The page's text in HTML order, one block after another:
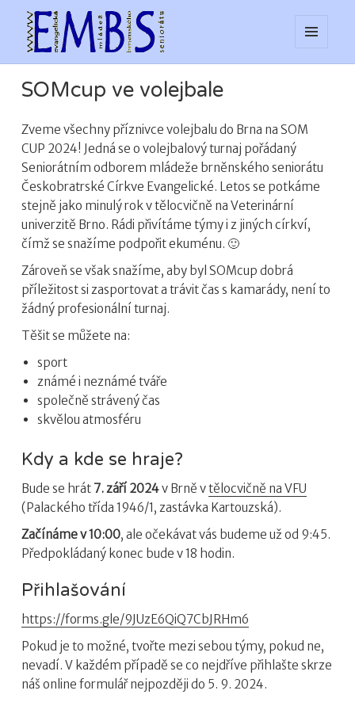
A
SOMcup ve volejbale
Zveme všechny příznivce volejbalu do Brna na SOM
CUP 2024! Jedná se o volejbalový turnaj pořádaný
Seniorátním odborem mládeže brněnského seniorátu
Českobratrské Církve Evangelické. Letos se potkáme
stejně jako minulý rok v tělocvičně na Veterinární
univerzitě Brno. Rádi přivítáme týmy i z jiných církví,
čímž se snažíme podpořit ekuménu. 🙂
Zároveň se však snažíme, aby byl SOMcup dobrá
příležitost si zasportovat a trávit čas s kamarády, není to
žádný profesionální turnaj.
Těšit se můžete na:
sport
známé i neznámé tváře
společně strávený čas
skvělou atmosféru
Kdy a kde se hraje?
Bude se hrát 7. září 2024v Brně vtělocvičně na VFU
(Palackého třída 1946/1, zastávka Kartouzská).
Začínáme v 10:00, ale očekávat vás budeme už od 9:45.
Předpokládaný konec bude v 18 hodin.
Přihlašování
https://forms.gle/9JUzE6QiQ7CbJRHm6
Pokud je to možné, tvořte mezi sebou týmy, pokud ne,
nevadí. V každém případě se co nejdříve přihlašte skrze
náš online formulář nejpozději do 5. 9. 2024.